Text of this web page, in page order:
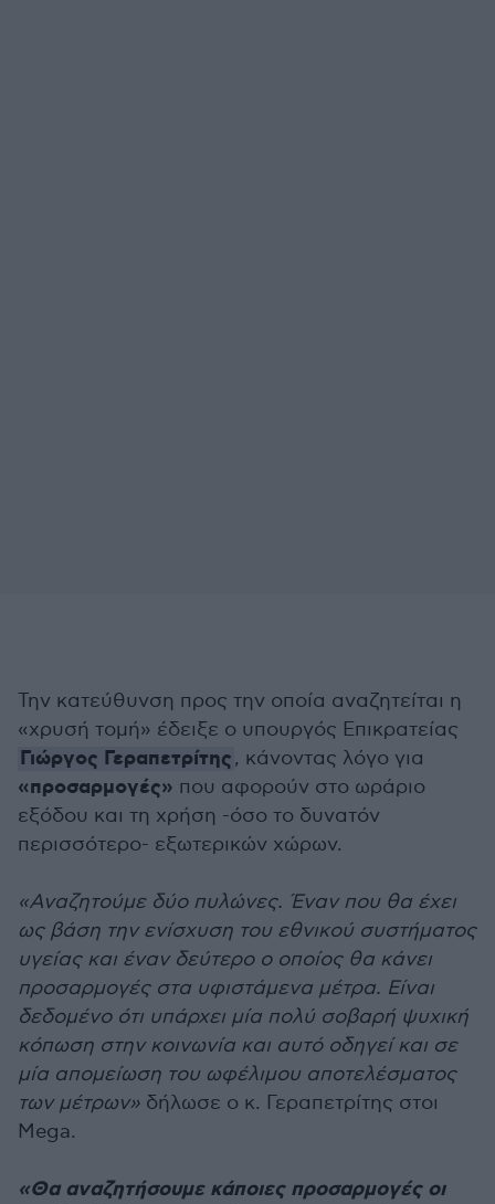
Την κατεύθυνση προς την οποία αναζητείται η
«χρυσή τομή» έδειξε ο υπουργός Επικρατείας
Γιώργος Γεραπετρίτης, κάνοντας λόγο για
«προσαρμογές» που αφορούν στο ωράριο
εξόδου και τη χρήση -όσο το δυνατόν
περισσότερο- εξωτερικών χώρων.
«Αναζητούμε δύο πυλώνες. Έναν που θα έχει
ως βάση την ενίσχυση του εθνικού συστήματος
υγείας και έναν δεύτερο ο οποίος θα κάνει
προσαρμογές στα υφιστάμενα μέτρα. Είναι
δεδομένο ότι υπάρχει μία πολύ σοβαρή ψυχική
κόπωση στην κοινωνία και αυτό οδηγεί και σε
μία απομείωση του ωφέλιμου αποτελέσματος
των μέτρων» δήλωσε ο κ. Γεραπετρίτης στοι
Mega.
«Θα αναζητήσουμε κάποιες προσαρμογές οι